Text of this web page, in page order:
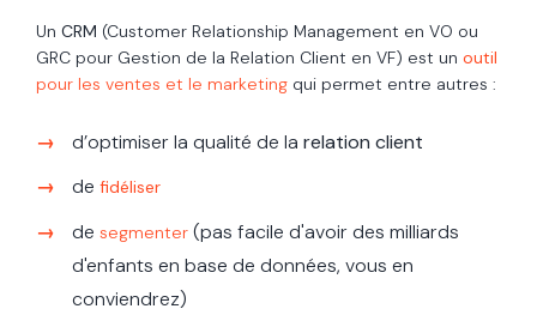
Un CRM (Customer Relationship Management en VO ou
GRC pour Gestion de la Relation Client en VF) est un outil
pour les ventes et le marketing qui permet entre autres :
d’optimiser la qualité de la relation client
de fidéliser
de segmenter (pas facile d'avoir des milliards
d'enfants en base de données, vous en
conviendrez)